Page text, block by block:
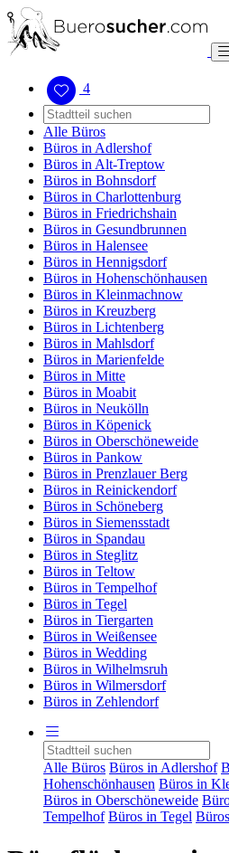
4
Alle Büros
Büros in Adlershof
Büros in Alt-Treptow
Büros in Bohnsdorf
Büros in Charlottenburg
Büros in Friedrichshain
Büros in Gesundbrunnen
Büros in Halensee
Büros in Hennigsdorf
Büros in Hohenschönhausen
Büros in Kleinmachnow
Büros in Kreuzberg
Büros in Lichtenberg
Büros in Mahlsdorf
Büros in Marienfelde
Büros in Mitte
Büros in Moabit
Büros in Neukölln
Büros in Köpenick
Büros in Oberschöneweide
Büros in Pankow
Büros in Prenzlauer Berg
Büros in Reinickendorf
Büros in Schöneberg
Büros in Siemensstadt
Büros in Spandau
Büros in Steglitz
Büros in Teltow
Büros in Tempelhof
Büros in Tegel
Büros in Tiergarten
Büros in Weißensee
Büros in Wedding
Büros in Wilhelmsruh
Büros in Wilmersdorf
Büros in Zehlendorf
Alle Büros Büros in Adlershof
Hohenschönhausen Büros in
Büros in Oberschöneweide
Tempelhof Büros in Tegel